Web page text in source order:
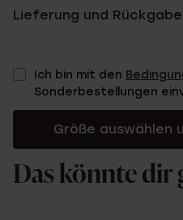
Lieferung und Rückgabe
Ich bin mit den
Sonderbestellungen
Größe auswählen
Das könnte dir